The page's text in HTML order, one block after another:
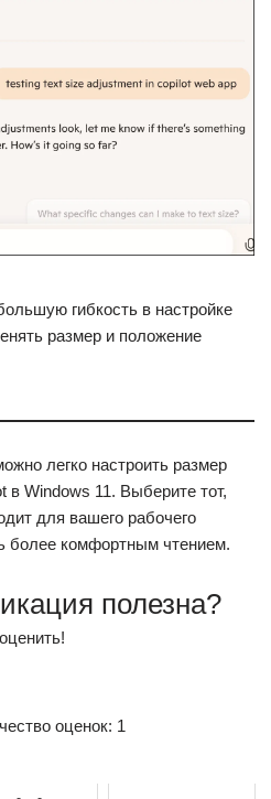
гибкость в настройке
размер и положение
легко настроить размер
в Windows 11. Выберите тот,
для вашего рабочего
более комфортным чтением.
полезна?
оценок: 1